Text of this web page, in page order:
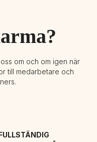
om och om igen när
till medarbetare och